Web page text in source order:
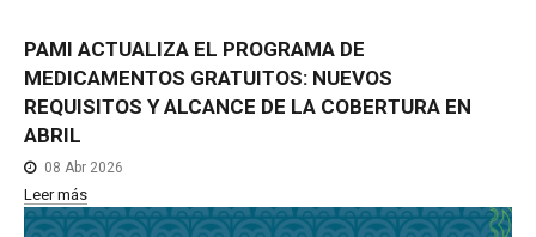
PAMI ACTUALIZA EL PROGRAMA DE
MEDICAMENTOS GRATUITOS: NUEVOS
REQUISITOS Y ALCANCE DE LA COBERTURA EN
ABRIL
08 Abr 2026
Leer más